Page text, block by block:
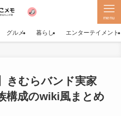
menu
グルメ 暮らし エンターテイメント
きむらバンド実家
構成のwiki風まとめ